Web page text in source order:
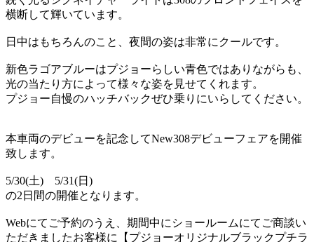
横断して輝いています。
日中はもちろんのこと、夜間の姿は非常にクールです。
新色ラゴアブルーはプジョーらしい青色ではありながらも、
光の当たり方によって様々な姿を見せてくれます。
プジョー自慢のハッチバックぜひ乗りにいらしてください。
本車両のデビューを記念してNew308デビューフェアを開催
致します。
5/30(土) 5/31(日)
の2日間の開催となります。
Webにてご予約のうえ、期間中にショールームにてご商談い
ただきましたお客様に【プジョーオリジナルブラックプチラ